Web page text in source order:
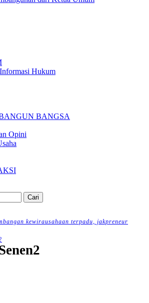
Hukum
BANGSA
Opini
kewirausahaan terpadu, jakpreneur